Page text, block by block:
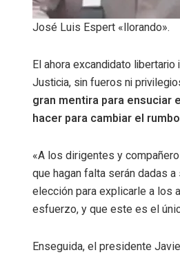
José Luis Espert «llorando».
El ahora excandidato
Justicia, sin fueros ni
gran mentira para
hacer para cambiar el
«A los dirigentes y
que hagan falta serán dadas
elección para explicarle a los
esfuerzo, y que este es el
Enseguida, el presidente